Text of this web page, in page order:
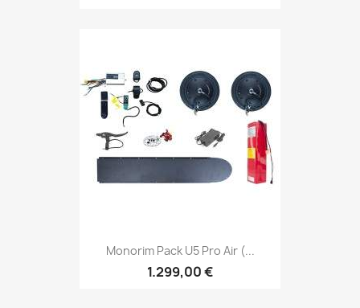
Monorim Pack U5 Pro Air (...
1.299,00 €